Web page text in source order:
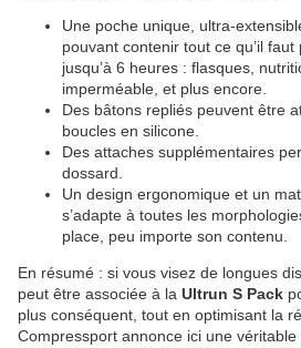
Une poche unique, ultra-
pouvant contenir tout ce qu’il
jusqu’à 6 heures : flasques,
imperméable, et plus encore.
Des bâtons repliés peuvent être
boucles en silicone.
Des attaches supplémentaires
dossard.
Un design ergonomique et un
s’adapte à toutes les
place, peu importe son contenu.
En résumé : si vous visez de longues
peut être associée à la Ultrun S Pack
plus conséquent, tout en optimisant la
Compressport annonce ici une